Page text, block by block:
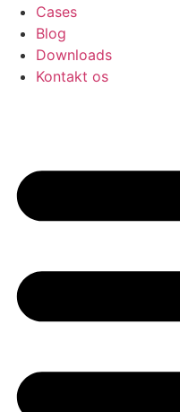
Cases
Blog
Downloads
Kontakt os